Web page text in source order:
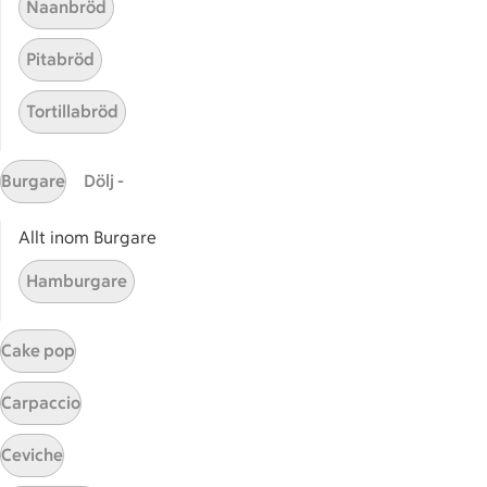
ICAs tjänster
ICA-appen
ICA Scanna
ICA ToGo
Fler appar och tjänster
Bli stammis
Stammis Student
Partnererbjudanden
Våra ICA-kort
ICA
ICAs egna varor
Naanbröd
Pitabröd
Tortillabröd
Burgare Dölj -
Allt inom Burgare
Hamburgare
Cake pop
Carpaccio
Ceviche